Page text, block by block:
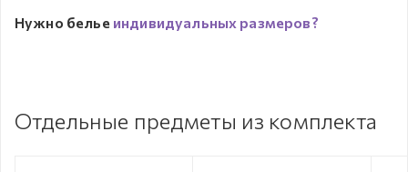
Нужно белье индивидуальных размеров?
Отдельные предметы из комплекта